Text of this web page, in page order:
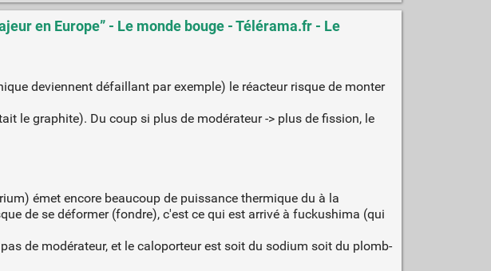
en Europe” - Le monde bouge - Télérama.fr - Le
deviennent défaillant par exemple) le réacteur risque de monter
le graphite). Du coup si plus de modérateur -> plus de fission, le
émet encore beaucoup de puissance thermique du à la
de se déformer (fondre), c'est ce qui est arrivé à fuckushima (qui
de modérateur, et le caloporteur est soit du sodium soit du plomb-